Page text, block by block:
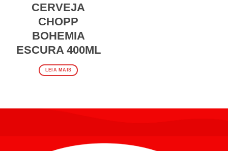
CERVEJA
CHOPP
BOHEMIA
ESCURA 400ML
LEIA MAIS